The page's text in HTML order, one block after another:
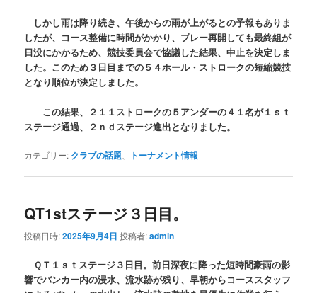
しかし雨は降り続き、午後からの雨が上がるとの予報もありま
したが、コース整備に時間がかかり、プレー再開しても最終組が
日没にかかるため、競技委員会で協議した結果、中止を決定しま
した。 このため３日目までの５４ホール・ストロークの短縮競技
となり順位が決定しました。
この結果、２１１ストロークの５アンダーの４１名が１ｓｔ
ステージ通過、２ｎｄステージ進出となりました。
カテゴリー: クラブの話題 トーナメント情報
QT1stステージ３日目。
投稿日時:2025年9月4日 投稿者:admin
ＱＴ１ｓｔステージ３日目。前日深夜に降った短時間豪雨の影
響でバンカー内の浸水、流水跡が残り、早朝からコーススタッフ